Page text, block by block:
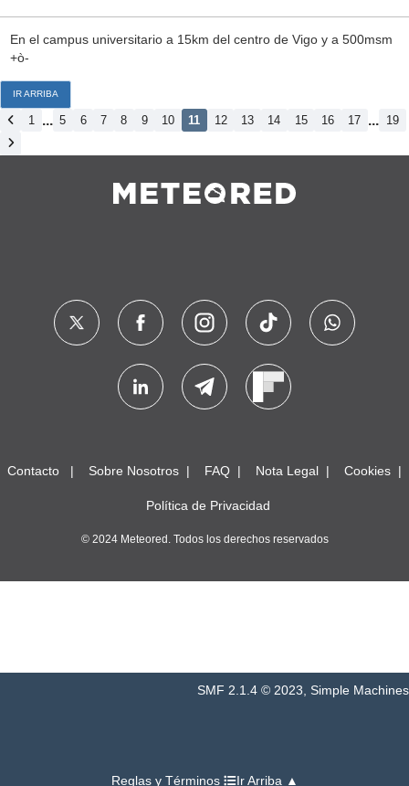
En el campus universitario a 15km del centro de Vigo y a 500msm
+ò-
IR ARRIBA
1 ... 5 6 7 8 9 10 11 12 13 14 15 16 17 ... 19
Contacto Sobre Nosotros FAQ Nota Legal Cookies
Política de Privacidad
© 2024 Meteored. Todos los derechos reservados
SMF 2.1.4 © 2023, Simple Machines
Reglas y Términos Ir Arriba ▲